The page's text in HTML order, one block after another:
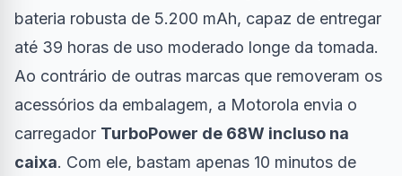
bateria robusta de 5.200 mAh, capaz de entregar
até 39 horas de uso moderado longe da tomada.
Ao contrário de outras marcas que removeram os
acessórios da embalagem, a Motorola envia o
carregador TurboPower de 68W incluso na
caixa. Com ele, bastam apenas 10 minutos de